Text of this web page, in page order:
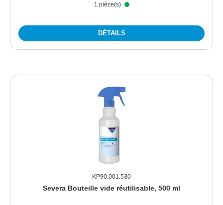
1 pièce(s)
DÉTAILS
KP90.001.530
Severa Bouteille vide réutilisable, 500 ml